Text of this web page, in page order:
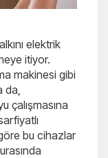
elektrik
itiyor.
makinesi gibi
da,
çalışmasına
bu cihazlar